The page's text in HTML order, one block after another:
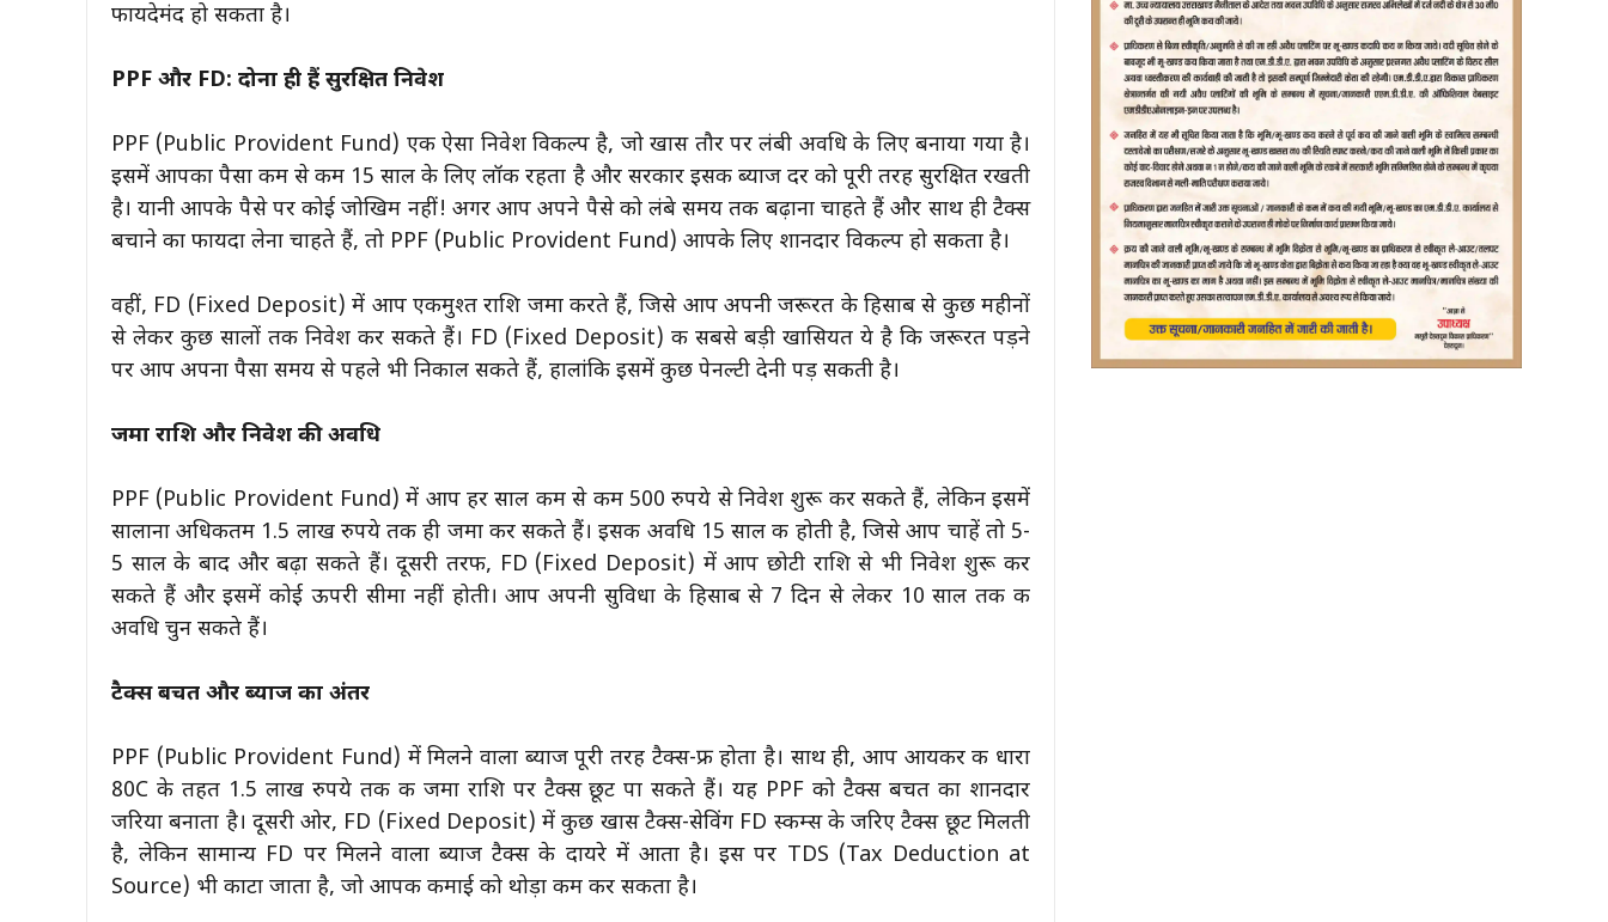
फायदेमंद हो सकता है।
PPF और FD: दोनों ही हैं सुरक्षित निवेश
PPF (Public Provident Fund) एक ऐसा निवेश विकल्प है, जो खास तौर पर लंबी अवधि के लिए बनाया गया है।
इसमें आपका पैसा कम से कम 15 साल के लिए लॉक रहता है और सरकार इसकी ब्याज दर को पूरी तरह सुरक्षित रखती
है। यानी आपके पैसे पर कोई जोखिम नहीं! अगर आप अपने पैसे को लंबे समय तक बढ़ाना चाहते हैं और साथ ही टैक्स
बचाने का फायदा लेना चाहते हैं, तो PPF (Public Provident Fund) आपके लिए शानदार विकल्प हो सकता है।
वहीं, FD (Fixed Deposit) में आप एकमुश्त राशि जमा करते हैं, जिसे आप अपनी जरूरत के हिसाब से कुछ महीनों
से लेकर कुछ सालों तक निवेश कर सकते हैं। FD (Fixed Deposit) की सबसे बड़ी खासियत ये है कि जरूरत पड़ने
पर आप अपना पैसा समय से पहले भी निकाल सकते हैं, हालांकि इसमें कुछ पेनल्टी देनी पड़ सकती है।
जमा राशि और निवेश की अवधि
PPF (Public Provident Fund) में आप हर साल कम से कम 500 रुपये से निवेश शुरू कर सकते हैं, लेकिन इसमें
सालाना अधिकतम 1.5 लाख रुपये तक ही जमा कर सकते हैं। इसकी अवधि 15 साल की होती है, जिसे आप चाहें तो 5-
5 साल के बाद और बढ़ा सकते हैं। दूसरी तरफ, FD (Fixed Deposit) में आप छोटी राशि से भी निवेश शुरू कर
सकते हैं और इसमें कोई ऊपरी सीमा नहीं होती। आप अपनी सुविधा के हिसाब से 7 दिन से लेकर 10 साल तक की
अवधि चुन सकते हैं।
टैक्स बचत और ब्याज का अंतर
PPF (Public Provident Fund) में मिलने वाला ब्याज पूरी तरह टैक्स-फ्री होता है। साथ ही, आप आयकर की धारा
80C के तहत 1.5 लाख रुपये तक की जमा राशि पर टैक्स छूट पा सकते हैं। यह PPF को टैक्स बचत का शानदार
जरिया बनाता है। दूसरी ओर, FD (Fixed Deposit) में कुछ खास टैक्स-सेविंग FD स्कीम्स के जरिए टैक्स छूट मिलती
है, लेकिन सामान्य FD पर मिलने वाला ब्याज टैक्स के दायरे में आता है। इस पर TDS (Tax Deduction at
Source) भी काटा जाता है, जो आपकी कमाई को थोड़ा कम कर सकता है।